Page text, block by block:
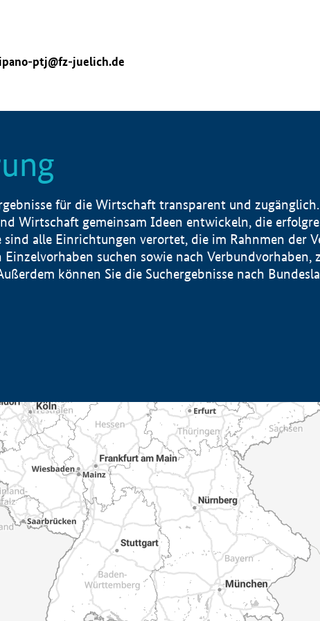
ptj@fz-juelich.de
für die Wirtschaft transparent und
Wirtschaft gemeinsam Ideen entwickeln, die
alle Einrichtungen verortet, die im Rahnmen der
suchen sowie nach Verbundvorhaben,
können Sie die Suchergebnisse nach